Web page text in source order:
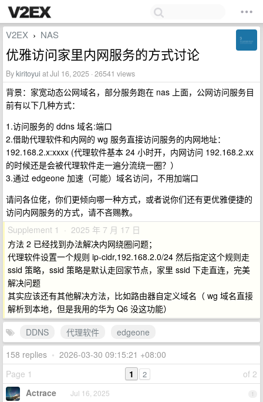
V2EX › NAS
优雅访问家里内网服务的方式讨论
Bykiritoyui at Jul 16, 2025 · 26541 views
背景：家宽动态公网域名，部分服务跑在 nas 上面，公网访问服务目
前有以下几种方式：
1.访问服务的 ddns 域名:端口
2.借助代理软件和内网的 wg 服务直接访问服务的内网地址：
192.168.2.x:xxxx (代理软件基本 24 小时开，内网访问 192.168.2.xx
的时候还是会被代理软件走一遍分流绕一圈？）
3.通过 edgeone 加速（可能）域名访问，不用加端口
请问各位佬，你们更倾向哪一种方式，或者说你们还有更优雅便捷的
访问内网服务的方式，请不吝赐教。
Supplement 1 · 2025 年 7 月 17 日
方法 2 已经找到办法解决内网绕圈问题；
代理软件设置一个规则 ip-cidr,192.168.2.0/24 然后指定这个规则走
ssid 策略，ssid 策略是默认走回家节点，家里 ssid 下走直连，完美
解决问题
其实应该还有其他解决方法，比如路由器自定义域名（ wg 域名直接
解析到本地，但是我用的华为 Q6 没这功能）
DDNS
代理软件
edgeone
158 replies • 2026-03-30 09:15:21 +08:00
Page 1
of 2
1 2
1
Actrace Jul 16, 2025